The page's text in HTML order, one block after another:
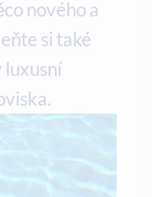
nového a
si také
luxusní